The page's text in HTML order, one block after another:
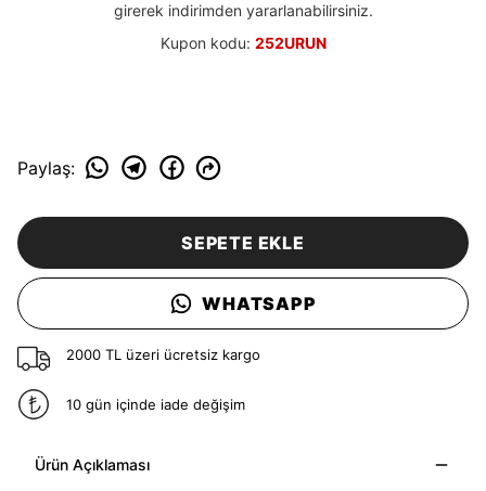
girerek indirimden yararlanabilirsiniz.
Kupon kodu: 252URUN
Paylaş:
SEPETE EKLE
WHATSAPP
2000 TL üzeri ücretsiz kargo
10 gün içinde iade değişim
Ürün Açıklaması